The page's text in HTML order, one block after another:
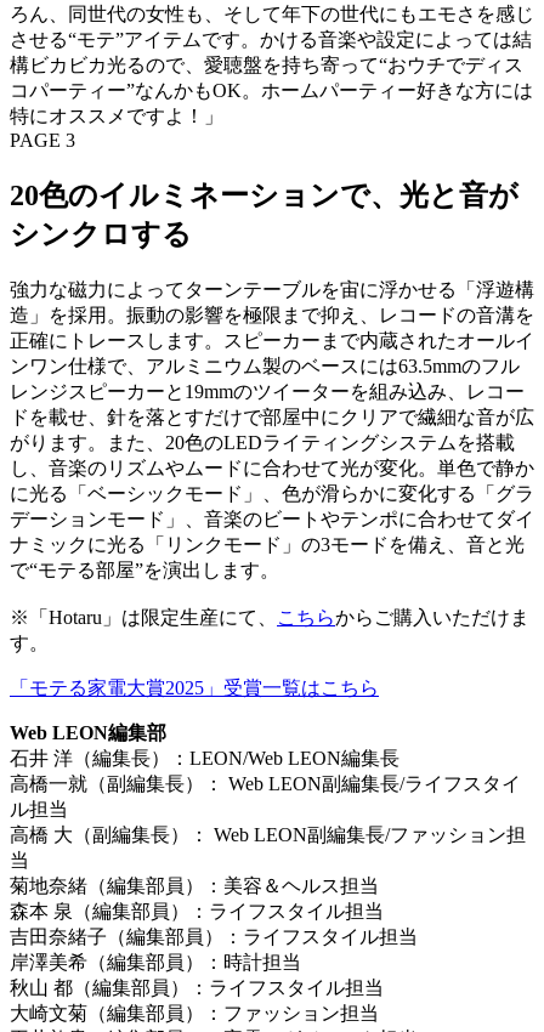
ろん、同世代の女性も、そして年下の世代にもエモさを感じ
させる“モテ”アイテムです。かける音楽や設定によっては結
構ビカビカ光るので、愛聴盤を持ち寄って“おウチでディス
コパーティー”なんかもOK。ホームパーティー好きな方には
特にオススメですよ！」
PAGE 3
20色のイルミネーションで、光と音が
シンクロする
強力な磁力によってターンテーブルを宙に浮かせる「浮遊構
造」を採用。振動の影響を極限まで抑え、レコードの音溝を
正確にトレースします。スピーカーまで内蔵されたオールイ
ンワン仕様で、アルミニウム製のベースには63.5mmのフル
レンジスピーカーと19mmのツイーターを組み込み、レコー
ドを載せ、針を落とすだけで部屋中にクリアで繊細な音が広
がります。また、20色のLEDライティングシステムを搭載
し、音楽のリズムやムードに合わせて光が変化。単色で静か
に光る「ベーシックモード」、色が滑らかに変化する「グラ
デーションモード」、音楽のビートやテンポに合わせてダイ
ナミックに光る「リンクモード」の3モードを備え、音と光
で“モテる部屋”を演出します。
※「Hotaru」は限定生産にて、 こちらからご購入いただけま
す。
「モテる家電大賞2025」受賞一覧はこちら
Web LEON編集部
石井 洋（編集長）：LEON/Web LEON編集長
高橋一就（副編集長）： Web LEON副編集長/ライフスタイ
ル担当
高橋 大（副編集長）： Web LEON副編集長/ファッション担
当
菊地奈緒（編集部員）：美容＆ヘルス担当
森本 泉（編集部員）：ライフスタイル担当
吉田奈緒子（編集部員）：ライフスタイル担当
岸澤美希（編集部員）：時計担当
秋山 都（編集部員）：ライフスタイル担当
大崎文菊（編集部員）：ファッション担当